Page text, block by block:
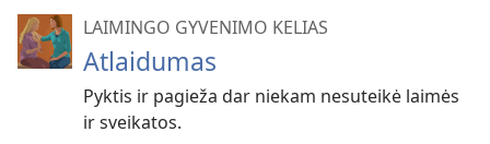
LAIMINGO GYVENIMO KELIAS
Atlaidumas
Pyktis ir pagieža dar niekam nesuteikė laimės
ir sveikatos.